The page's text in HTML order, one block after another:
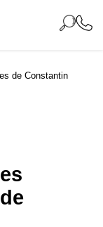
de Constantin